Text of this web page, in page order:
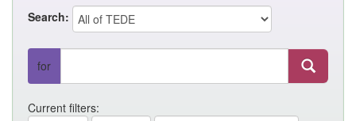
Search:
for
Current filters: